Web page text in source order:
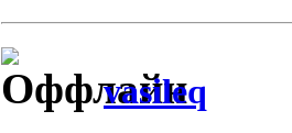
vasileq